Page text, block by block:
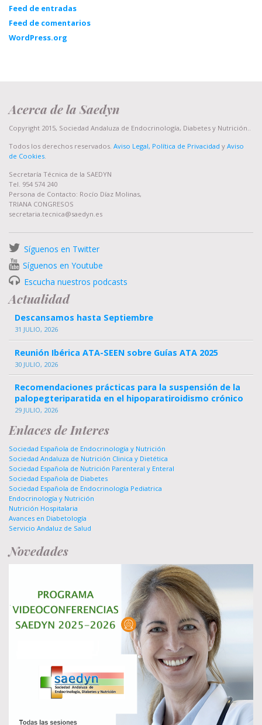
Feed de entradas
Feed de comentarios
WordPress.org
Acerca de la Saedyn
Copyright 2015, Sociedad Andaluza de Endocrinología, Diabetes y Nutrición..
Todos los derechos reservados. Aviso Legal, Política de Privacidad y Aviso
de Cookies
Secretaría Técnica de la SAEDYN
Tel. 954 574 240
Persona de Contacto: Rocío Díaz Molinas,
TRIANA CONGRESOS
secretaria.tecnica@saedyn.es
Síguenos en Twitter
Síguenos en Youtube
Escucha nuestros podcasts
Actualidad
Descansamos hasta Septiembre
31 JULIO, 2026
Reunión Ibérica ATA-SEEN sobre Guías ATA 2025
30 JULIO, 2026
Recomendaciones prácticas para la suspensión de la
palopegteriparatida en el hipoparatiroidismo crónico
29 JULIO, 2026
Enlaces de Interes
Sociedad Española de Endocrinología y Nutrición
Sociedad Andaluza de Nutrición Clinica y Dietética
Sociedad Española de Nutrición Parenteral y Enteral
Sociedad Española de Diabetes
Sociedad Española de Endocrinología Pediatrica
Endocrinología y Nutrición
Nutrición Hospitalaria
Avances en Diabetología
Servicio Andaluz de Salud
Novedades